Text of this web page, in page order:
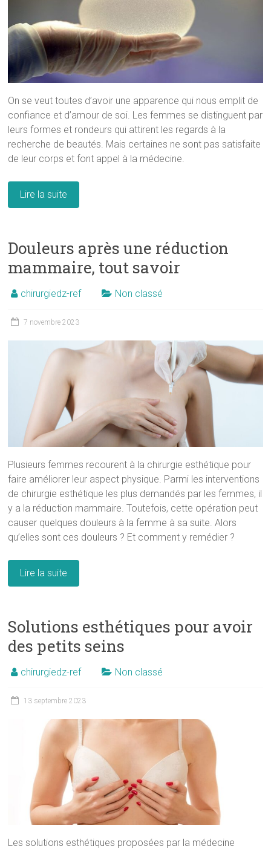
On se veut toutes d’avoir une apparence qui nous emplit de
confiance et d’amour de soi. Les femmes se distinguent par
leurs formes et rondeurs qui attirent les regards à la
recherche de beautés. Mais certaines ne sont pas satisfaite
de leur corps et font appel à la médecine.
Lire la suite
Douleurs après une réduction
mammaire, tout savoir
chirurgiedz-ref Non classé
7 novembre 2023
Plusieurs femmes recourent à la chirurgie esthétique pour
faire améliorer leur aspect physique. Parmi les interventions
de chirurgie esthétique les plus demandés par les femmes, il
y a la réduction mammaire. Toutefois, cette opération peut
causer quelques douleurs à la femme à sa suite. Alors
qu’elles sont ces douleurs ? Et comment y remédier ?
Lire la suite
Solutions esthétiques pour avoir
des petits seins
chirurgiedz-ref Non classé
13 septembre 2023
Les solutions esthétiques proposées par la médecine